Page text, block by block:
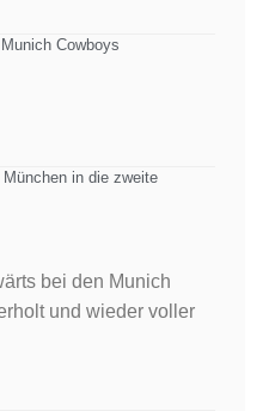
Cowboys
in die zweite
bei den Munich
und wieder voller